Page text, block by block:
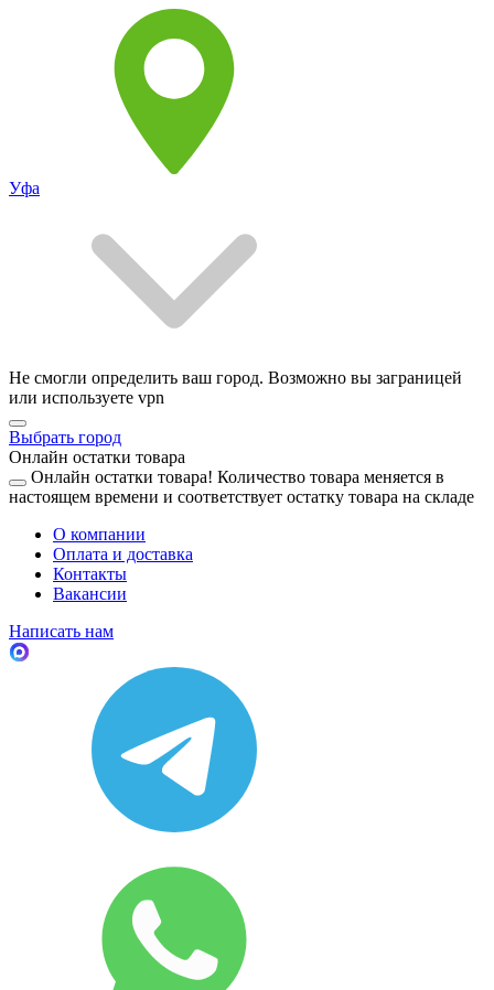
Уфа
Не смогли определить ваш город. Возможно вы заграницей
или используете vpn
Выбрать город
Онлайн остатки товара
Онлайн остатки товара! Количество товара меняется в
настоящем времени и соответствует остатку товара на складе
О компании
Оплата и доставка
Контакты
Вакансии
Написать нам